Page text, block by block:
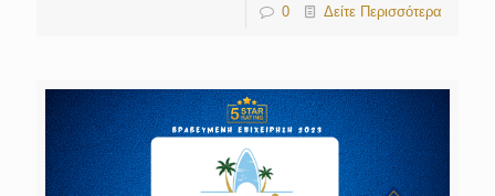
0 Δείτε Περισσότερα